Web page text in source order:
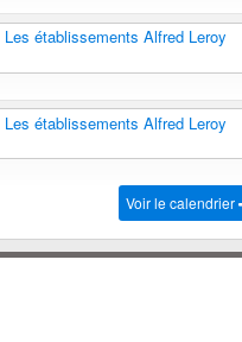
Les établissements Alfred Leroy
Les établissements Alfred Leroy
Voir le calendrier